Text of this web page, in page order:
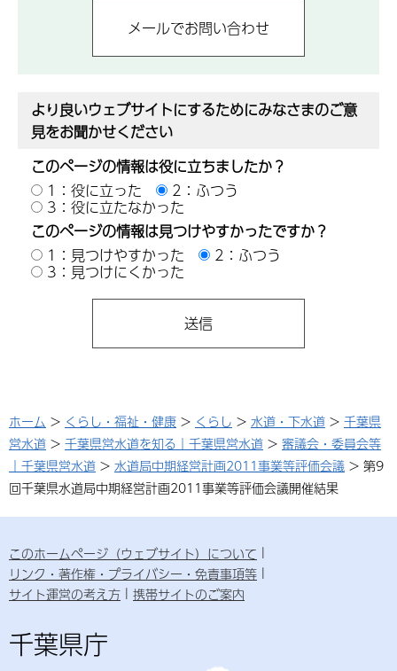
より良いウェブサイトにするためにみなさまのご意
見をお聞かせください
このページの情報は役に立ちましたか？
1：役に立った
2：ふつう
3：役に立たなかった
このページの情報は見つけやすかったですか？
1：見つけやすかった
2：ふつう
3：見つけにくかった
ホーム > くらし・福祉・健康 > くらし > 水道・下水道 > 千葉県
営水道 > 千葉県営水道を知る｜千葉県営水道 > 審議会・委員会等
｜千葉県営水道 > 水道局中期経営計画2011事業等評価会議 > 第9
回千葉県水道局中期経営計画2011事業等評価会議開催結果
このホームページ（ウェブサイト）について
リンク・著作権・プライバシー・免責事項等
サイト運営の考え方
携帯サイトのご案内
千葉県庁